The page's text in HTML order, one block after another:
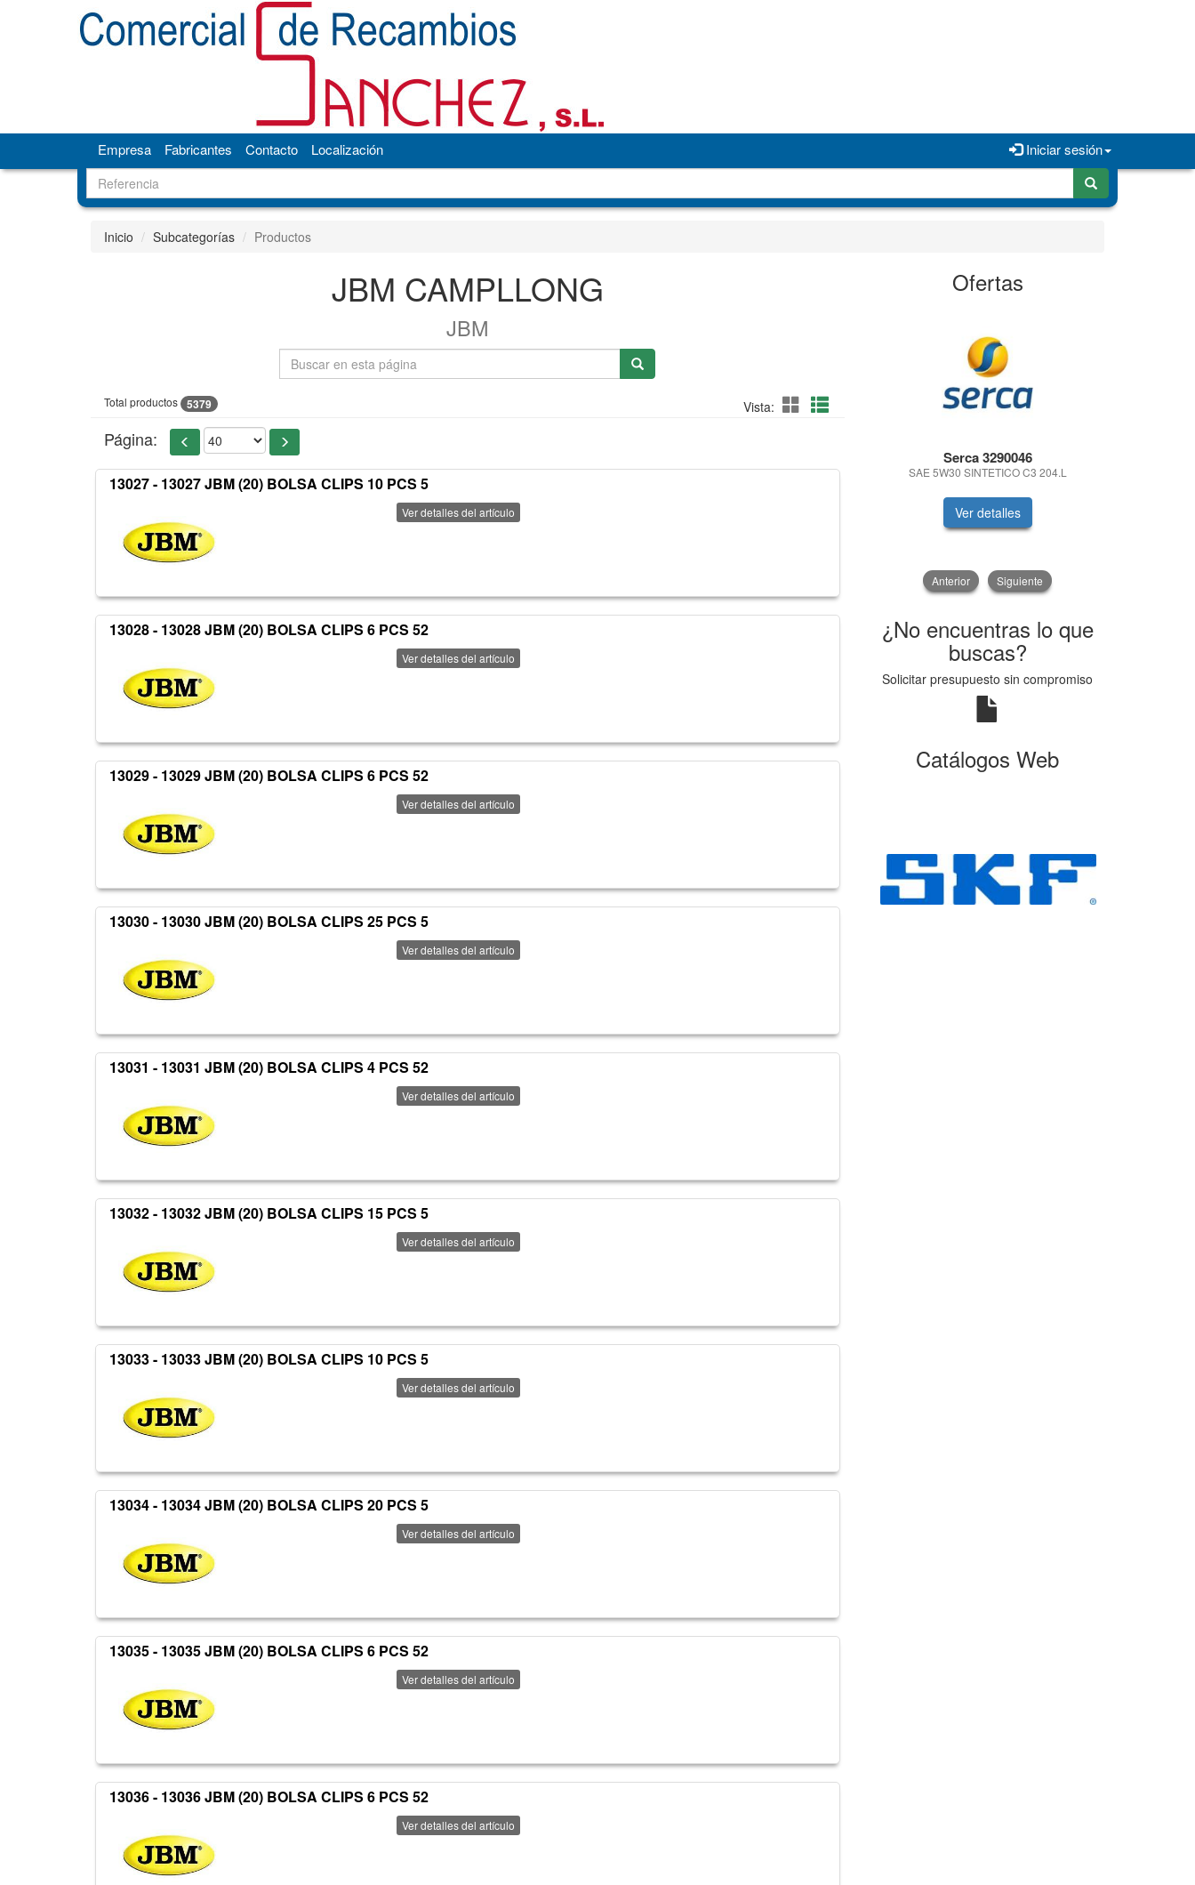
Iniciar sesión
Empresa Fabricantes Contacto Localización
Inicio Subcategorías Productos
JBM CAMPLLONG
JBM
Total productos 5379 Vista:
Página:
13027 - 13027 JBM (20) BOLSA CLIPS 10 PCS 5
Ver detalles del artículo
13028 - 13028 JBM (20) BOLSA CLIPS 6 PCS 52
Ver detalles del artículo
13029 - 13029 JBM (20) BOLSA CLIPS 6 PCS 52
Ver detalles del artículo
13030 - 13030 JBM (20) BOLSA CLIPS 25 PCS 5
Ver detalles del artículo
13031 - 13031 JBM (20) BOLSA CLIPS 4 PCS 52
Ver detalles del artículo
13032 - 13032 JBM (20) BOLSA CLIPS 15 PCS 5
Ver detalles del artículo
13033 - 13033 JBM (20) BOLSA CLIPS 10 PCS 5
Ver detalles del artículo
13034 - 13034 JBM (20) BOLSA CLIPS 20 PCS 5
Ver detalles del artículo
13035 - 13035 JBM (20) BOLSA CLIPS 6 PCS 52
Ver detalles del artículo
13036 - 13036 JBM (20) BOLSA CLIPS 6 PCS 52
Ver detalles del artículo
Ofertas
Serca 3290046
SAE 5W30 SINTETICO C3 204.L
Ver detalles
Anterior Siguiente
¿No encuentras lo que
buscas?
Solicitar presupuesto sin compromiso
Catálogos Web